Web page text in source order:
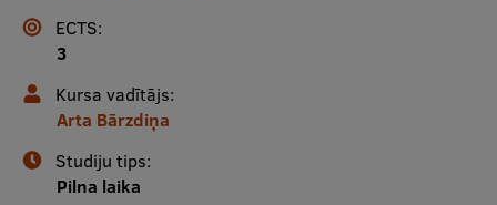
Par RSU
Studentu dzīve
ECTS:
3
Kursa vadītājs:
Arta Bārzdiņa
Studiju tips:
Pilna laika